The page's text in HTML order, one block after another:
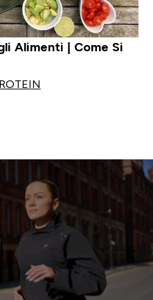
Alimenti | Come Si